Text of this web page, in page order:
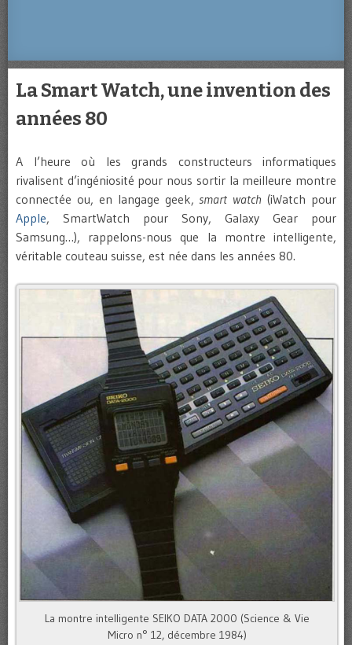
La Smart Watch, une invention des
années 80
A l’heure où les grands constructeurs informatiques
rivalisent d’ingéniosité pour nous sortir la meilleure montre
connectée ou, en langage geek,smart watch(iWatch pour
Apple, SmartWatch pour Sony, Galaxy Gear pour
Samsung…), rappelons-nous que la montre intelligente,
véritable couteau suisse, est née dans les années 80.
La montre intelligente SEIKO DATA 2000 (Science & Vie
Micro n° 12, décembre 1984)